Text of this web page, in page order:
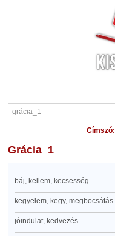
Címszó:
grácia_1
báj, kellem, kecsesség
kegyelem, kegy, megbocsátás
jóindulat, kedvezés